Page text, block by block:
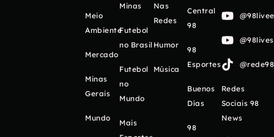
Meio
Ambiente
Mercado
Minas
Gerais
Mundo
Minas
Futebol
no Brasil
Futebol
no
Mundo
Mais
Nas
Redes
Humor
Música
Central
98
98
Esportes
Buenos
Días
98
Redes
Sociais 98
News